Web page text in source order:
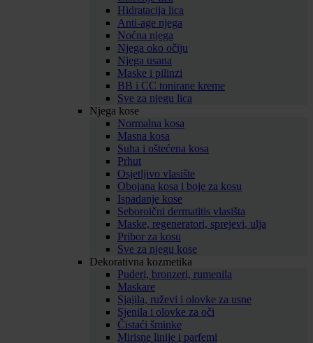
Hidratacija lica
Anti-age njega
Noćna njega
Njega oko očiju
Njega usana
Maske i pilinzi
BB i CC tonirane kreme
Sve za njegu lica
Njega kose
Normalna kosa
Masna kosa
Suha i oštećena kosa
Prhut
Osjetljivo vlasište
Obojana kosa i boje za kosu
Ispadanje kose
Seboroični dermatitis vlasišta
Maske, regeneratori, sprejevi, ulja
Pribor za kosu
Sve za njegu kose
Dekorativna kozmetika
Puderi, bronzeri, rumenila
Maskare
Sjajila, ruževi i olovke za usne
Sjenila i olovke za oči
Čistaći šminke
Mirisne linije i parfemi